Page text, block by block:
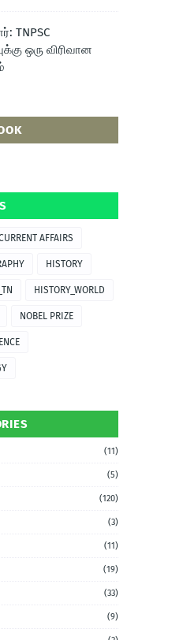
TNPSC
ஒரு விரிவான
AFFAIRS
HISTORY
HISTORY_WORLD
NOBEL PRIZE
(11)
(5)
(120)
(3)
(11)
(19)
(33)
(9)